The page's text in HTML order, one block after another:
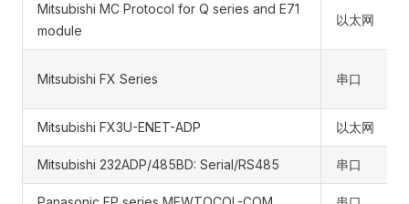
Mitsubishi MC Protocol for Q series and E71
module
以太网
Mitsubishi FX Series 串口
Mitsubishi FX3U-ENET-ADP 以太网
Mitsubishi 232ADP/485BD: Serial/RS485 串口